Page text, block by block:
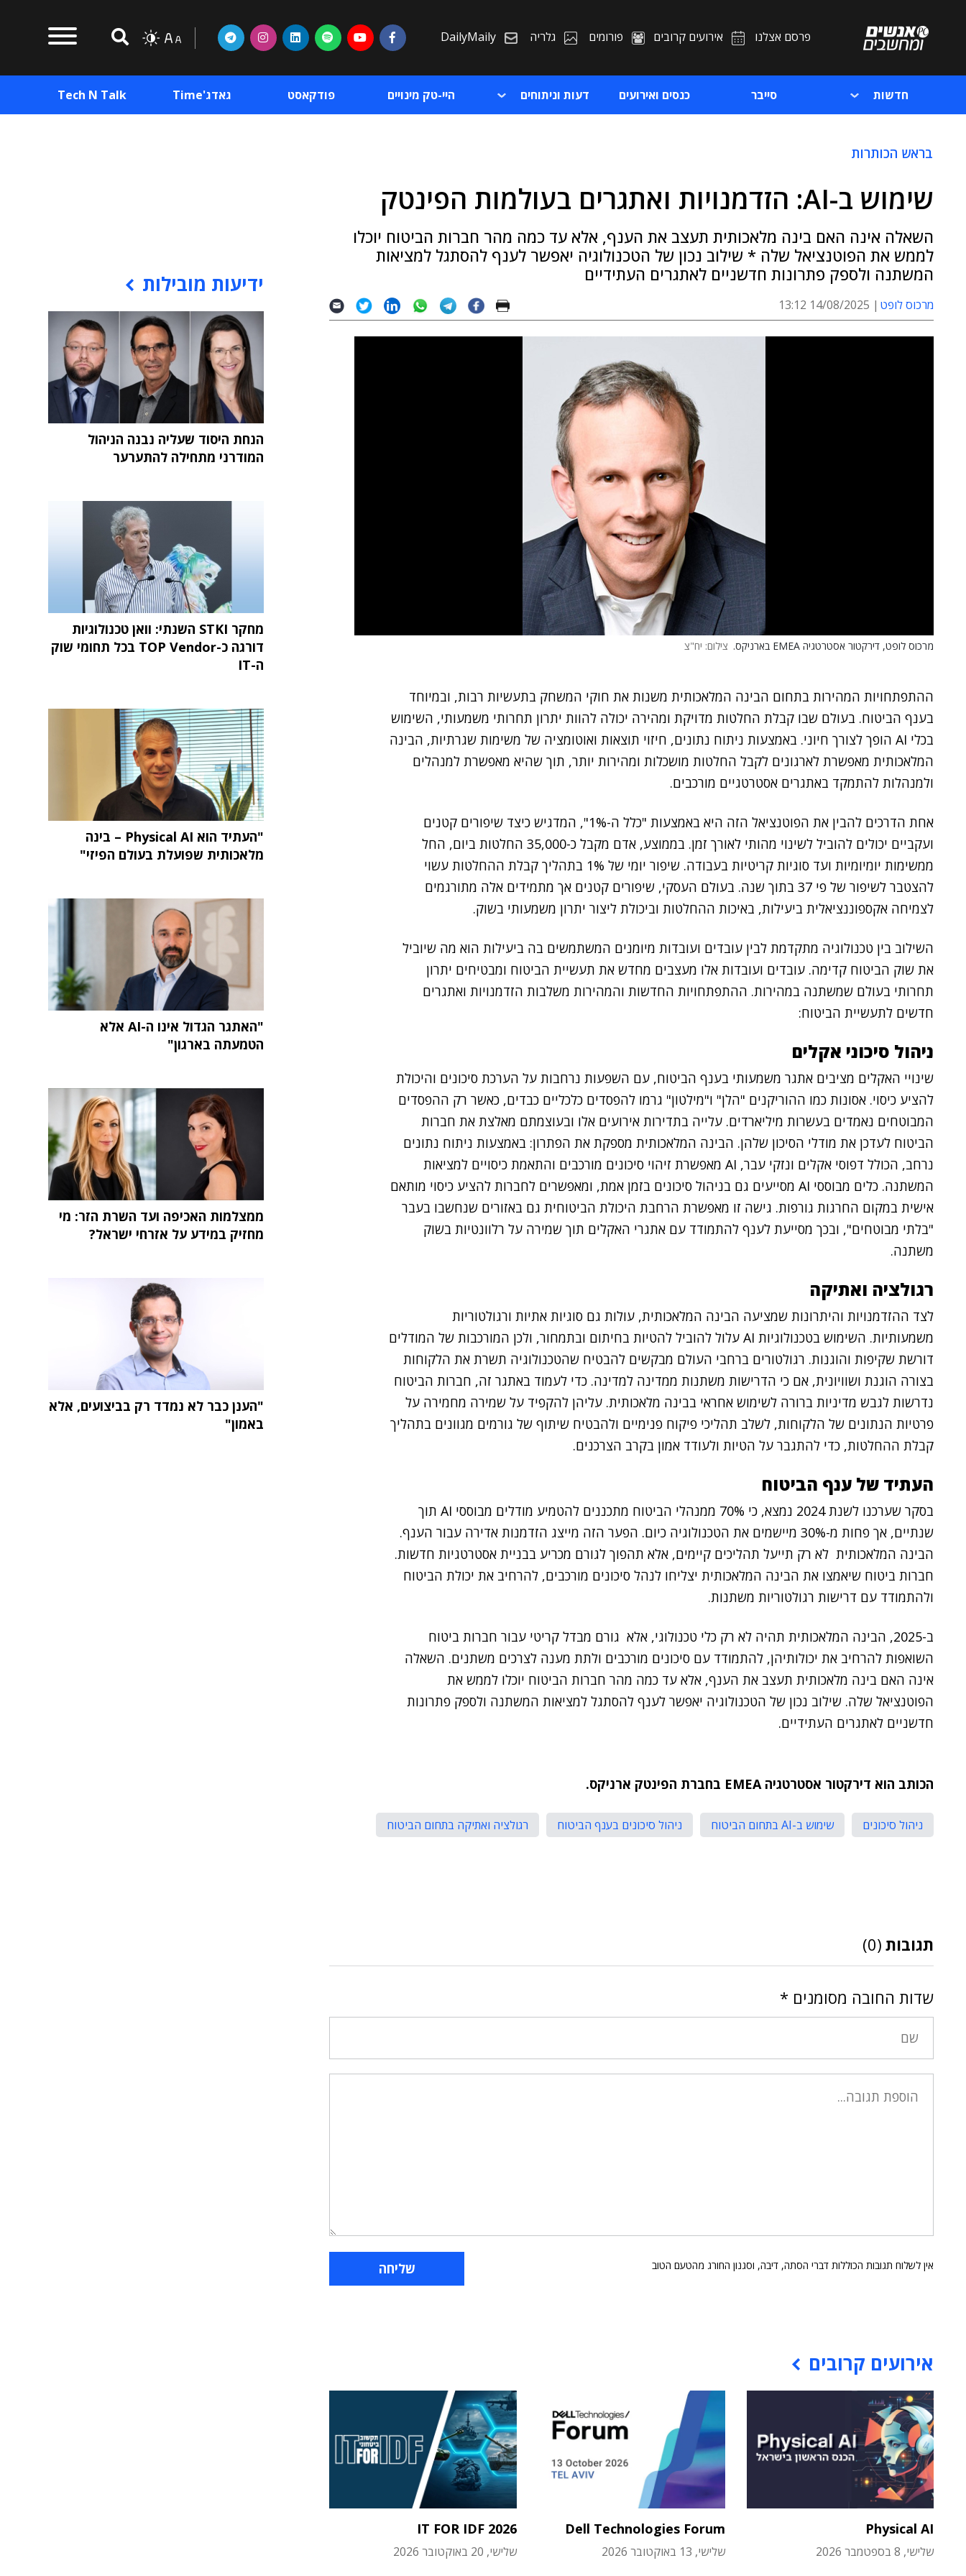
פרסם אצלנו אירועים קרובים פורומים גלריה DailyMaily
חדשות סייבר כנסים ואירועים דעות וניתוחים היי-טק מינויים פודקאסט גאדג'Time Tech N Talk
בראש הכותרות
שימוש ב-AI: הזדמנויות ואתגרים בעולמות הפינטק
השאלה אינה האם בינה מלאכותית תעצב את הענף, אלא עד כמה מהר חברות הביטוח יוכלו
לממש את הפוטנציאל שלה * שילוב נכון של הטכנולוגיה יאפשר לענף להסתגל למציאות
המשתנה ולספק פתרונות חדשניים לאתגרים העתידיים
מרכוס לופט 14/08/2025 13:12
מרכוס לופט, דירקטור אסטרטגיה EMEA בארניקס. צילום: יח"צ
ההתפתחויות המהירות בתחום הבינה המלאכותית משנות את חוקי המשחק בתעשיות רבות, ובמיוחד
בענף הביטוח. בעולם שבו קבלת החלטות מדויקת ומהירה יכולה להוות יתרון תחרותי משמעותי, השימוש
בכלי AI הופך לצורך חיוני. באמצעות ניתוח נתונים, חיזוי תוצאות ואוטומציה של משימות שגרתיות, הבינה
המלאכותית מאפשרת לארגונים לקבל החלטות מושכלות ומהירות יותר, תוך שהיא מאפשרת למנהלים
ולמנהלות להתמקד באתגרים אסטרטגיים מורכבים.
אחת הדרכים להבין את הפוטנציאל הזה היא באמצעות "כלל ה-1%", המדגיש כיצד שיפורים קטנים
ועקביים יכולים להוביל לשינוי מהותי לאורך זמן. בממוצע, אדם מקבל כ-35,000 החלטות ביום, החל
ממשימות יומיומיות ועד סוגיות קריטיות בעבודה. שיפור יומי של 1% בתהליך קבלת ההחלטות עשוי
להצטבר לשיפור של פי 37 בתוך שנה. בעולם העסקי, שיפורים קטנים אך מתמידים אלה מתורגמים
לצמיחה אקספוננציאלית ביעילות, באיכות ההחלטות וביכולת ליצור יתרון משמעותי בשוק.
השילוב בין טכנולוגיה מתקדמת לבין עובדים ועובדות מיומנים המשתמשים בה ביעילות הוא מה שיוביל
את שוק הביטוח קדימה. עובדים ועובדות אלו מעצבים מחדש את תעשיית הביטוח ומבטיחים יתרון
תחרותי בעולם שמשתנה במהירות. ההתפתחויות החדשות והמהירות משלבות הזדמנויות ואתגרים
חדשים לתעשיית הביטוח:
ניהול סיכוני אקלים
שינויי האקלים מציבים אתגר משמעותי בענף הביטוח, עם השפעות נרחבות על הערכת סיכונים והיכולת
להציע כיסוי. אסונות כמו ההוריקנים "הלן" ו"מילטון" גרמו להפסדים כלכליים כבדים, כאשר רק ההפסדים
המבוטחים נאמדים בעשרות מיליארדים. עלייה בתדירות אירועים אלו ובעוצמתם מאלצת את חברות
הביטוח לעדכן את מודלי הסיכון שלהן. הבינה המלאכותית מספקת את הפתרון: באמצעות ניתוח נתונים
נרחב, הכולל דפוסי אקלים ונזקי עבר, AI מאפשרת זיהוי סיכונים מורכבים והתאמת כיסויים למציאות
המשתנה. כלים מבוססי AI מסייעים גם בניהול סיכונים בזמן אמת, ומאפשרים לחברות להציע כיסוי מותאם
אישית במקום החרגות גורפות. גישה זו מאפשרת הרחבת היכולת הביטוחית גם באזורים שנחשבו בעבר
"בלתי מבוטחים", ובכך מסייעת לענף להתמודד עם אתגרי האקלים תוך שמירה על רלוונטיות בשוק
משתנה.
רגולציה ואתיקה
לצד ההזדמנויות והיתרונות שמציעה הבינה המלאכותית, עולות גם סוגיות אתיות ורגולטוריות
משמעותיות. השימוש בטכנולוגיות AI עלול להוביל להטיות בחיתום ובתמחור, ולכן המורכבות של המודלים
דורשת שקיפות והוגנות. רגולטורים ברחבי העולם מבקשים להבטיח שהטכנולוגיה תשרת את הלקוחות
בצורה הוגנת ושוויונית, אם כי הדרישות משתנות ממדינה למדינה. כדי לעמוד באתגר זה, חברות הביטוח
נדרשות לגבש מדיניות ברורה לשימוש אחראי בבינה מלאכותית. עליהן להקפיד על שמירה מחמירה על
פרטיות הנתונים של הלקוחות, לשלב תהליכי פיקוח פנימיים ולהבטיח שיתוף של גורמים מגוונים בתהליך
קבלת ההחלטות, כדי להתגבר על הטיות ולעודד אמון בקרב הצרכנים.
העתיד של ענף הביטוח
בסקר שערכנו לשנת 2024 נמצא, כי 70% ממנהלי הביטוח מתכננים להטמיע מודלים מבוססי AI תוך
שנתיים, אך פחות מ-30% מיישמים את הטכנולוגיה כיום. הפער הזה מייצג הזדמנות אדירה עבור הענף.
הבינה המלאכותית לא רק תייעל תהליכים קיימים, אלא תהפוך לגורם מכריע בבניית אסטרטגיות חדשות.
חברות ביטוח שיאמצו את הבינה המלאכותית יצליחו לנהל סיכונים מורכבים, להרחיב את יכולת הביטוח
ולהתמודד עם דרישות רגולטוריות משתנות.
ב-2025, הבינה המלאכותית תהיה לא רק כלי טכנולוגי, אלא גורם מבדל קריטי עבור חברות ביטוח
השואפות להרחיב את יכולותיהן, להתמודד עם סיכונים מורכבים ולתת מענה לצרכים משתנים. השאלה
אינה האם בינה מלאכותית תעצב את הענף, אלא עד כמה מהר חברות הביטוח יוכלו לממש את
הפוטנציאל שלה. שילוב נכון של הטכנולוגיה יאפשר לענף להסתגל למציאות המשתנה ולספק פתרונות
חדשניים לאתגרים העתידיים.
הכותב הוא דירקטור אסטרטגיה EMEA בחברת הפינטק ארניקס.
ניהול סיכונים שימוש ב-AI בתחום הביטוח ניהול סיכונים בענף הביטוח רגולציה ואתיקה בתחום הביטוח
תגובות (0)
שדות החובה מסומנים *
אין לשלוח תגובות הכוללות דברי הסתה, דיבה, וסגנון החורג מהטעם הטוב
אירועים קרובים
Physical AI
שלישי, 8 בספטמבר 2026
Dell Technologies Forum
שלישי, 13 באוקטובר 2026
IT FOR IDF 2026
שלישי, 20 באוקטובר 2026
ידיעות מובילות
הנחת היסוד שעליה נבנה הניהול
המודרני מתחילה להתערער
מחקר STKI השנתי: וואן טכנולוגיות
דורגה כ-TOP Vendor בכל תחומי שוק
ה-IT
"העתיד הוא Physical AI – בינה
מלאכותית שפועלת בעולם הפיזי"
"האתגר הגדול אינו ה-AI אלא
הטמעתה בארגון"
ממצלמות האכיפה ועד השרת הזר: מי
מחזיק במידע על אזרחי ישראל?
"הענן כבר לא נמדד רק בביצועים, אלא
באמון"